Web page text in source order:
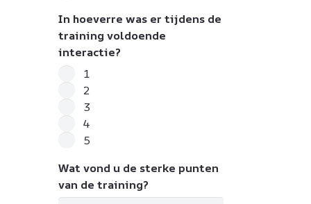
In hoeverre was er tijdens de
training voldoende
interactie?
1
2
3
4
5
Wat vond u de sterke punten
van de training?